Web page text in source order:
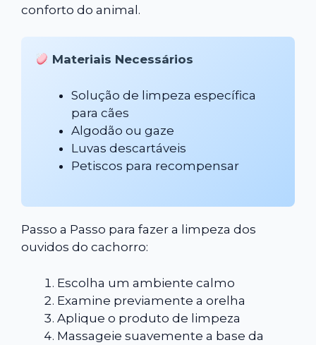
conforto do animal.
Materiais Necessários
Solução de limpeza específica
para cães
Algodão ou gaze
Luvas descartáveis
Petiscos para recompensar
Passo a Passo para fazer a limpeza dos
ouvidos do cachorro:
Escolha um ambiente calmo
Examine previamente a orelha
Aplique o produto de limpeza
Massageie suavemente a base da